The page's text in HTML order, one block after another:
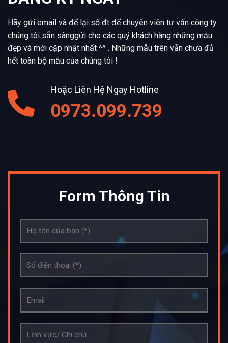
Hãy gửi email và để lại số đt để chuyên viên tư vấn công ty
chúng tôi sẵn sànggửi cho các quý khách hàng những mẫu
đẹp và mới cập nhật nhất ^^ . Những mẫu trên vẫn chưa đủ
hết toàn bộ mẫu của chúng tôi !
Hoặc Liên Hệ Ngay Hotline
0973.099.739
Form Thông Tin